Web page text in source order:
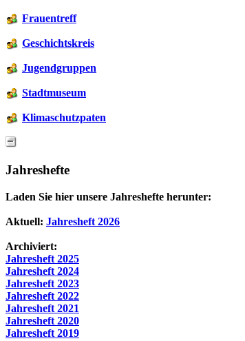
Frauentreff
Geschichtskreis
Jugendgruppen
Stadtmuseum
Klimaschutzpaten
Jahreshefte
Laden Sie hier unsere Jahreshefte herunter:
Aktuell: Jahresheft 2026
Archiviert:
Jahresheft 2025
Jahresheft 2024
Jahresheft 2023
Jahresheft 2022
Jahresheft 2021
Jahresheft 2020
Jahresheft 2019